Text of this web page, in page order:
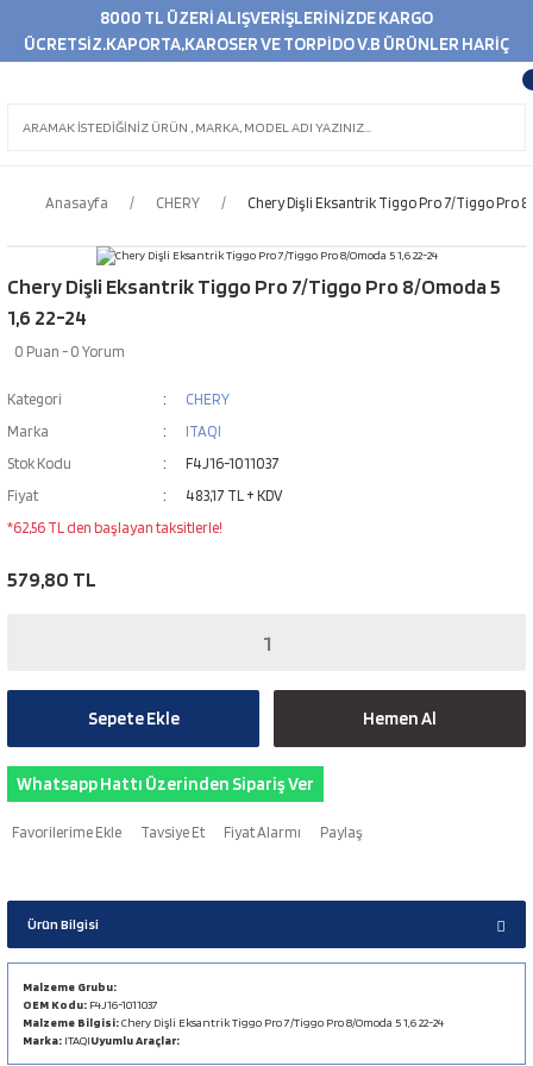
8000 TL ÜZERİ ALIŞVERİŞLERİNİZDE KARGO
ÜCRETSİZ.KAPORTA,KAROSER VE TORPİDO V.B ÜRÜNLER HARİÇ
Anasayfa CHERY Chery Dişli Eksantrik Tiggo Pro 7/Tiggo Pro
Chery Dişli Eksantrik Tiggo Pro 7/Tiggo Pro 8/Omoda 5
1,6 22-24
0 Puan - 0 Yorum
Kategori
CHERY
Marka
ITAQI
Stok Kodu
F4J16-1011037
Fiyat
483,17 TL + KDV
*62,56 TL den başlayan taksitlerle!
579,80 TL
Sepete Ekle Hemen Al
Whatsapp Hattı Üzerinden Sipariş Ver
Tavsiye Et Fiyat Alarmı Paylaş
Ürün Bilgisi
Malzeme Grubu:
OEM Kodu: F4J16-1011037
Malzeme Bilgisi:Chery Dişli Eksantrik Tiggo Pro 7/Tiggo Pro 8/Omoda 5 1,6 22-24
Marka: ITAQIUyumlu Araçlar: